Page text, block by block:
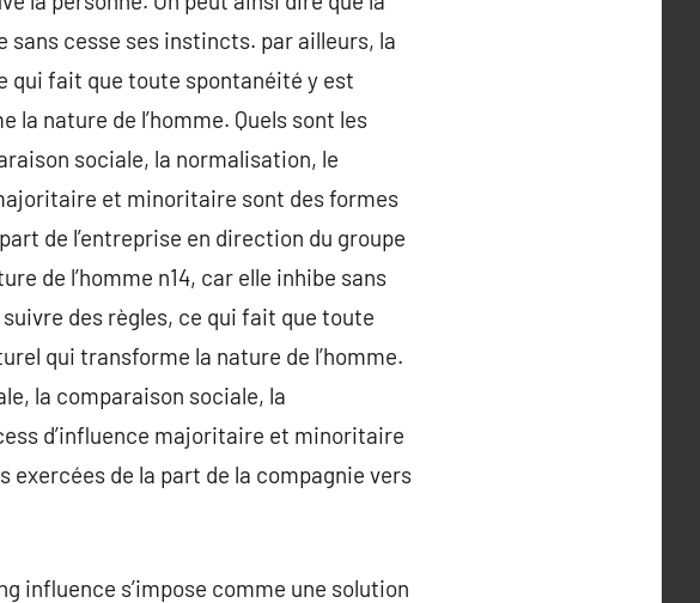
sans cesse ses instincts. par ailleurs, la
qui fait que toute spontanéité y est
nature de l’homme. Quels sont les
sociale, la normalisation, le
et minoritaire sont des formes
de l’entreprise en direction du groupe
de l’homme n14, car elle inhibe sans
des règles, ce qui fait que toute
qui transforme la nature de l’homme.
la comparaison sociale, la
d’influence majoritaire et minoritaire
exercées de la part de la compagnie vers
influence s’impose comme une solution